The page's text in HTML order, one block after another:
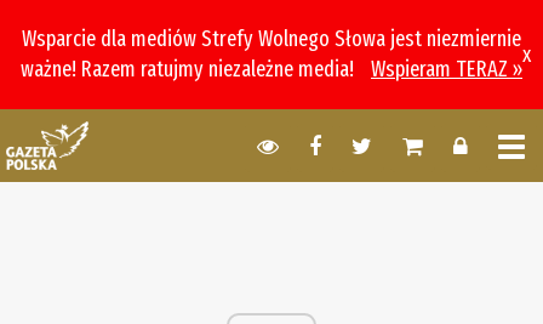
Wsparcie dla mediów Strefy Wolnego Słowa jest niezmiernie
ważne! Razem ratujmy niezależne media!
Wspieram TERAZ »
x